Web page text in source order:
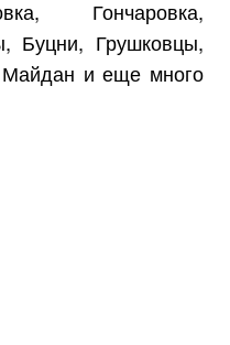
Гончаровка,
Буцни, Грушковцы,
и еще много